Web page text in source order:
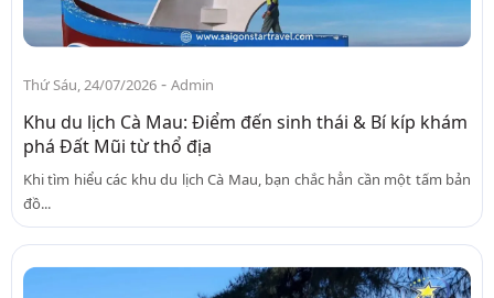
Thứ Sáu, 24/07/2026 - Admin
Khu du lịch Cà Mau: Điểm đến sinh thái & Bí kíp khám
phá Đất Mũi từ thổ địa
Khi tìm hiểu các khu du lịch Cà Mau, bạn chắc hẳn cần một tấm bản
đồ...